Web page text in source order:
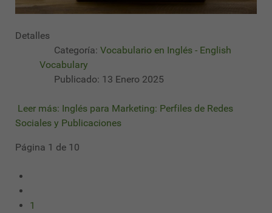
Detalles
Categoría: Vocabulario en Inglés - English
Vocabulary
Publicado: 13 Enero 2025
Leer más: Inglés para Marketing: Perfiles de Redes
Sociales y Publicaciones
Página 1 de 10
1